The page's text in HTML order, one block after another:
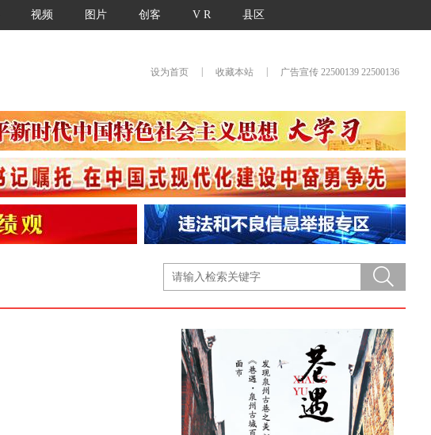
视频 图片 创客 V R 县区
设为首页 收藏本站 广告宣传 22500139 22500136